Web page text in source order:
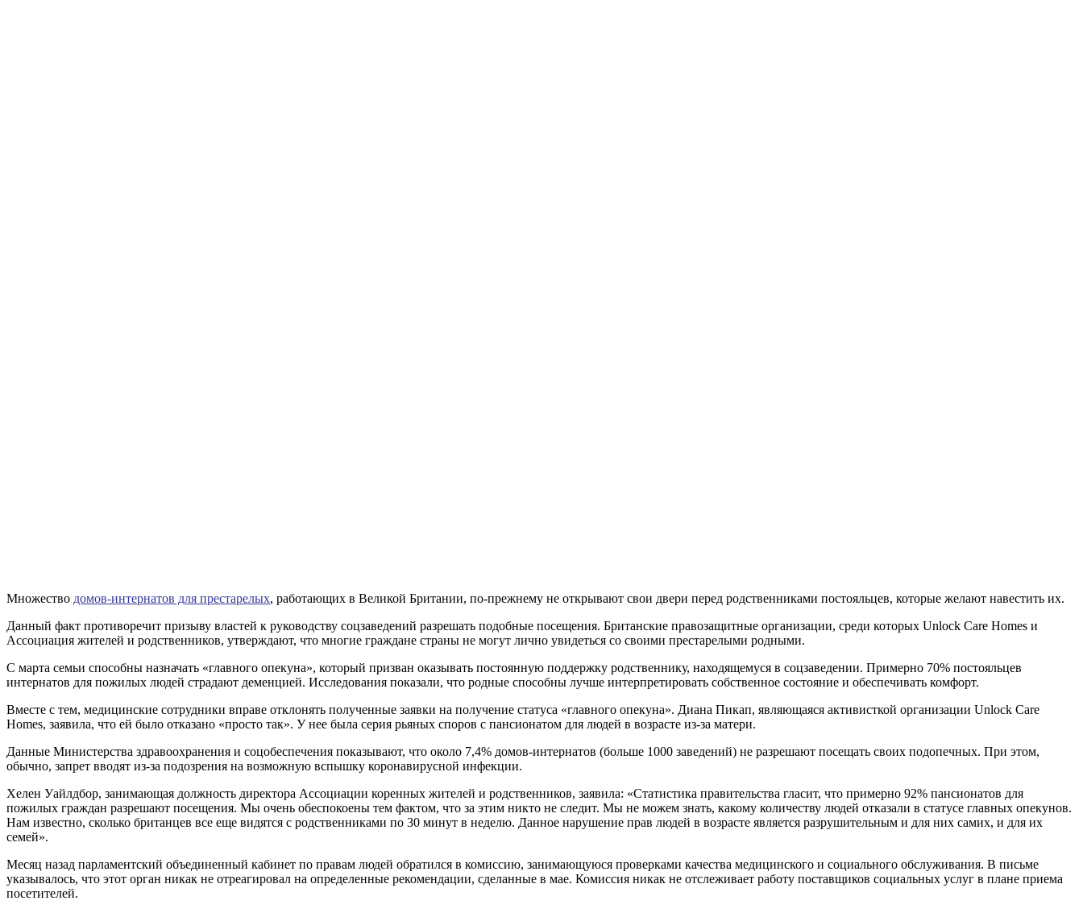
Множество домов-интернатов для престарелых, работающих в Великой Британии, по-прежнему не открывают свои двери перед родственниками постояльцев, которые желают навестить их.
Данный факт противоречит призыву властей к руководству соцзаведений разрешать подобные посещения. Британские правозащитные организации, среди которых Unlock Care Homes и
Ассоциация жителей и родственников, утверждают, что многие граждане страны не могут лично увидеться со своими престарелыми родными.
С марта семьи способны назначать «главного опекуна», который призван оказывать постоянную поддержку родственнику, находящемуся в соцзаведении. Примерно 70% постояльцев
интернатов для пожилых людей страдают деменцией. Исследования показали, что родные способны лучше интерпретировать собственное состояние и обеспечивать комфорт.
Вместе с тем, медицинские сотрудники вправе отклонять полученные заявки на получение статуса «главного опекуна». Диана Пикап, являющаяся активисткой организации Unlock Care
Homes, заявила, что ей было отказано «просто так». У нее была серия рьяных споров с пансионатом для людей в возрасте из-за матери.
Данные Министерства здравоохранения и соцобеспечения показывают, что около 7,4% домов-интернатов (больше 1000 заведений) не разрешают посещать своих подопечных. При этом,
обычно, запрет вводят из-за подозрения на возможную вспышку коронавирусной инфекции.
Хелен Уайлдбор, занимающая должность директора Ассоциации коренных жителей и родственников, заявила: «Статистика правительства гласит, что примерно 92% пансионатов для
пожилых граждан разрешают посещения. Мы очень обеспокоены тем фактом, что за этим никто не следит. Мы не можем знать, какому количеству людей отказали в статусе главных опекунов.
Нам известно, сколько британцев все еще видятся с родственниками по 30 минут в неделю. Данное нарушение прав людей в возрасте является разрушительным и для них самих, и для их
семей».
Месяц назад парламентский объединенный кабинет по правам людей обратился в комиссию, занимающуюся проверками качества медицинского и социального обслуживания. В письме
указывалось, что этот орган никак не отреагировал на определенные рекомендации, сделанные в мае. Комиссия никак не отслеживает работу поставщиков социальных услуг в плане приема
посетителей.